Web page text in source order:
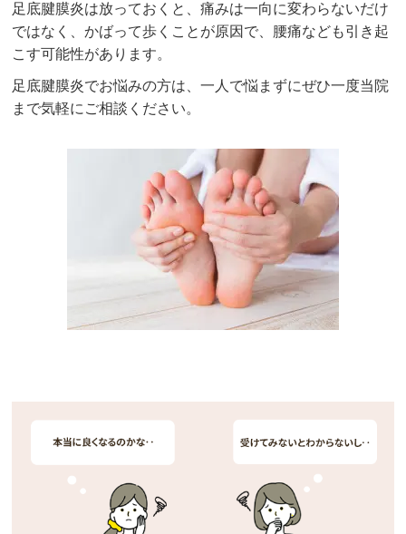
足底腱膜炎は放っておくと、痛みは一向に変わらないだけ
ではなく、かばって歩くことが原因で、腰痛なども引き起
こす可能性があります。
足底腱膜炎でお悩みの方は、一人で悩まずにぜひ一度当院
まで気軽にご相談ください。